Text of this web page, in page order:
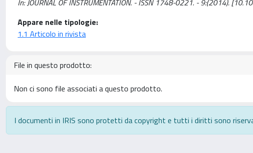
In: JOURNAL OF INSTRUMENTATION. - ISSN 1748-0221. - 9:(2014).
Appare nelle tipologie:
1.1 Articolo in rivista
File in questo prodotto:
Non ci sono file associati a questo prodotto.
I documenti in IRIS sono protetti da copyright e tutti i diritti sono